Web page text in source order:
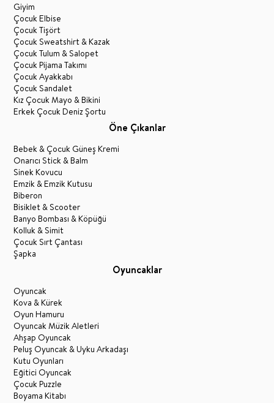
Giyim
Çocuk Elbise
Çocuk Tişört
Çocuk Sweatshirt & Kazak
Çocuk Tulum & Salopet
Çocuk Pijama Takımı
Çocuk Ayakkabı
Çocuk Sandalet
Kız Çocuk Mayo & Bikini
Erkek Çocuk Deniz Şortu
Öne Çıkanlar
Bebek & Çocuk Güneş Kremi
Onarıcı Stick & Balm
Sinek Kovucu
Emzik & Emzik Kutusu
Biberon
Bisiklet & Scooter
Banyo Bombası & Köpüğü
Kolluk & Simit
Çocuk Sırt Çantası
Şapka
Oyuncaklar
Oyuncak
Kova & Kürek
Oyun Hamuru
Oyuncak Müzik Aletleri
Ahşap Oyuncak
Peluş Oyuncak & Uyku Arkadaşı
Kutu Oyunları
Eğitici Oyuncak
Çocuk Puzzle
Boyama Kitabı